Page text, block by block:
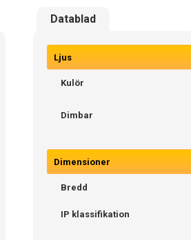
Datablad
Ljus
Kulör
Dimbar
Dimensioner
Bredd
IP klassifikation